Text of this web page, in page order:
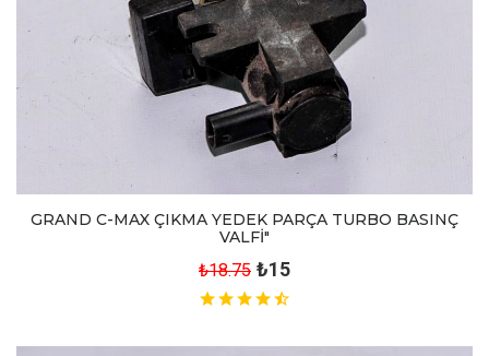
GRAND C-MAX ÇIKMA YEDEK PARÇA TURBO BASINÇ
VALFİ"
₺18.75 ₺15